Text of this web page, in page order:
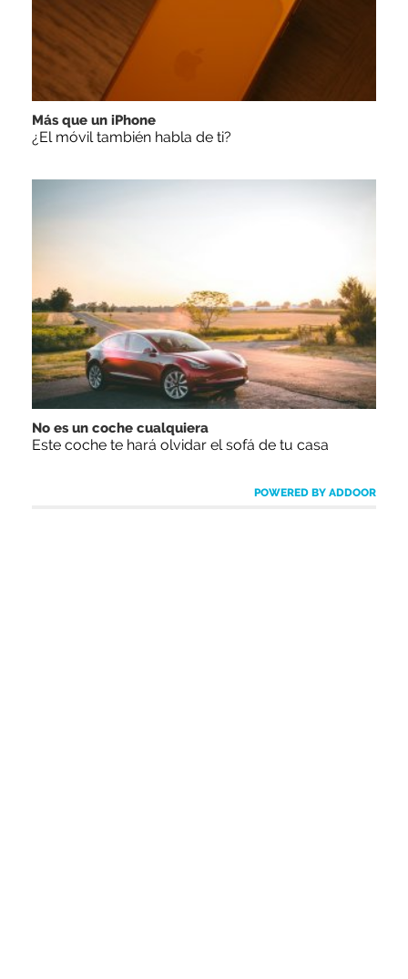
Más que un iPhone
¿El móvil también habla de ti?
No es un coche cualquiera
Este coche te hará olvidar el sofá de tu casa
POWERED BY ADDOOR